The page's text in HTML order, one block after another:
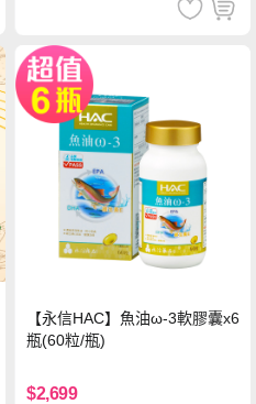
【永信HAC】魚油ω-3軟膠囊x6
瓶(60粒/瓶)
$2,699